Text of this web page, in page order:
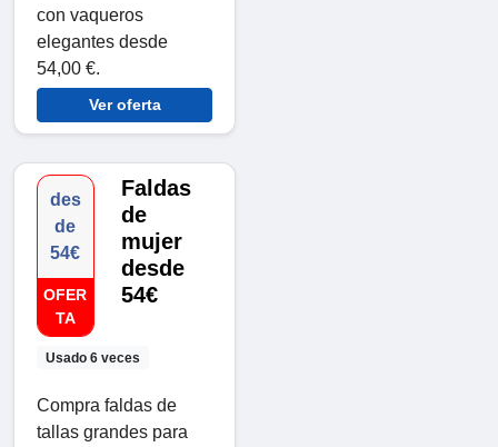
con vaqueros
elegantes desde
54,00 €.
Ver oferta
des
de
54€
OFER
TA
Usado 6 veces
Faldas
de
mujer
desde
54€
Compra faldas de
tallas grandes para